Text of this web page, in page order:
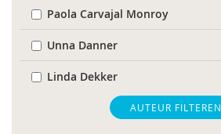
Paola Carvajal Monroy
Unna Danner
Linda Dekker
Karen den DekkerAUTEUR FILTEREN